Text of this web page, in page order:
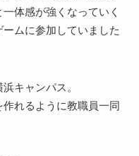
体感が強くなっていく
ムに参加していました
キャンパス。
れるように教職員一同